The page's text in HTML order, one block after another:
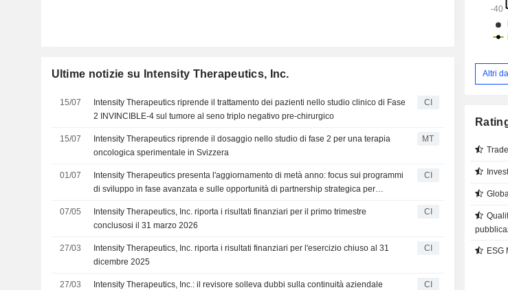
Ultime notizie su Intensity Therapeutics, Inc.
15/07
Intensity Therapeutics riprende il trattamento dei pazienti nello studio clinico di Fase
2 INVINCIBLE-4 sul tumore al seno triplo negativo pre-chirurgico
CI
15/07
Intensity Therapeutics riprende il dosaggio nello studio di fase 2 per una terapia
oncologica sperimentale in Svizzera
MT
01/07
Intensity Therapeutics presenta l'aggiornamento di metà anno: focus sui programmi
di sviluppo in fase avanzata e sulle opportunità di partnership strategica per
CI
07/05
Intensity Therapeutics, Inc. riporta i risultati finanziari per il primo trimestre
conclusosi il 31 marzo 2026
CI
27/03
Intensity Therapeutics, Inc. riporta i risultati finanziari per l'esercizio chiuso al 31
dicembre 2025
CI
27/03 Intensity Therapeutics, Inc.: il revisore solleva dubbi sulla continuità aziendale CI
Altri
ESG